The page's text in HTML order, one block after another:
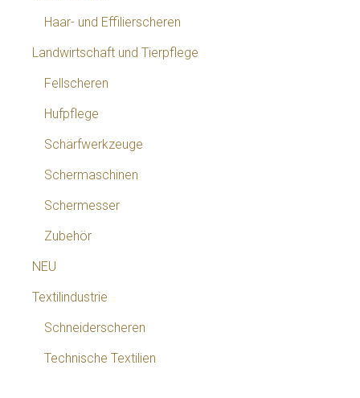
Haar- und Effilierscheren
Landwirtschaft und Tierpflege
Fellscheren
Hufpflege
Schärfwerkzeuge
Schermaschinen
Schermesser
Zubehör
NEU
Textilindustrie
Schneiderscheren
Technische Textilien